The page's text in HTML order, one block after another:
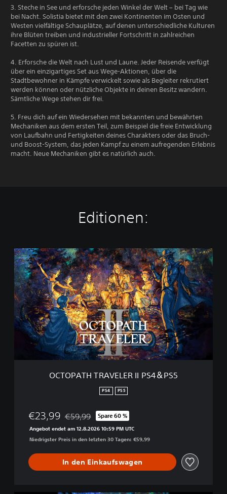
3. Steche in See und erforsche jeden Winkel der Welt – bei Tag wie
bei Nacht. Solistia bietet mit den zwei Kontinenten im Osten und
Westen vielfältige Schauplätze, auf denen unterschiedliche Kulturen
ihre Blüten treiben und industrieller Fortschritt in zahlreichen
Facetten zu spüren ist.
4. Erforsche die Welt nach Lust und Laune. Jeder Reisende verfügt
über ein einzigartiges Set aus Wege-Aktionen, über die
Stadtbewohner in Kämpfe verwickelt sowie als Begleiter rekrutiert
werden können oder nützliche Objekte in deinen Besitz wandern.
Sämtliche Wege stehen dir frei.
5. Freu dich auf ein Wiedersehen mit bekannten und bewährten
Mechaniken aus dem ersten Teil, zum Beispiel die freie Entwicklung
von Laufbahn und Fertigkeiten deines Charakters oder das Bruch-
und Boost-System, das jeden Kampf zu einem aufregenden Erlebnis
macht. Neue Mechaniken gibt es natürlich auch.
Editionen:
O
C
T
O
P
A
T
H
T
V
OCTOPATH TRAVELER II PS4＆PS5
PS4 PS5
€23,99 Preisnachlass gegenüber dem Originalpreis von
€59,99 Spare 60 %
Angebot endet am 12.8.2026 10:59 PM UTC
Niedrigster Preis in den letzten 30 Tagen: €59,99
In den Einkaufswagen